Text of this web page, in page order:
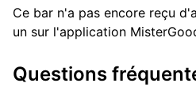
Ce bar n'a pas encore reçu
un sur l'application
Questions